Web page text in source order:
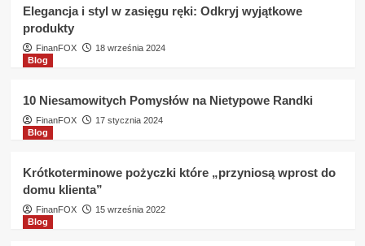
Elegancja i styl w zasięgu ręki: Odkryj wyjątkowe
produkty
FinanFOX
18 września 2024
Blog
10 Niesamowitych Pomysłów na Nietypowe Randki
FinanFOX
17 stycznia 2024
Blog
Krótkoterminowe pożyczki które „przyniosą wprost do
domu klienta”
FinanFOX
15 września 2022
Blog